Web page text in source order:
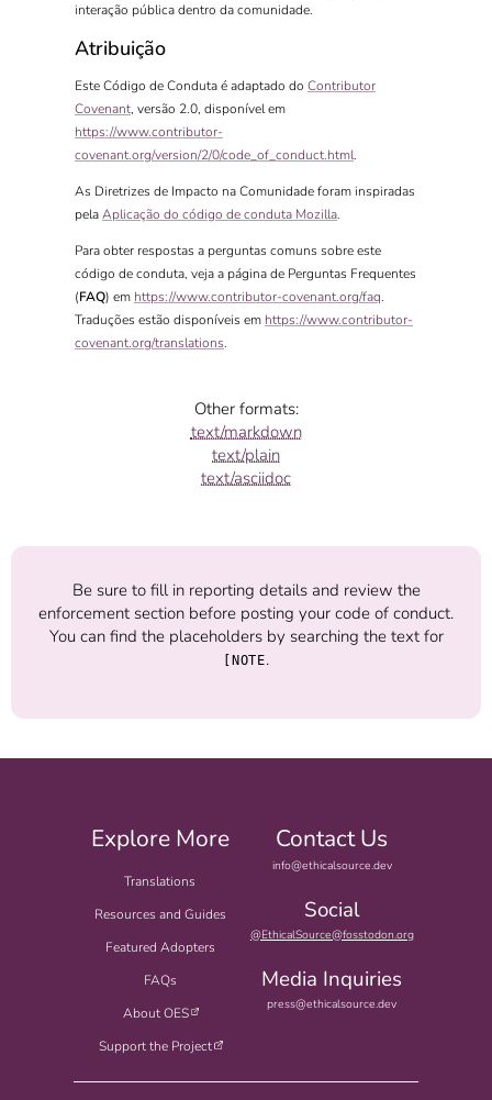
interação pública dentro da comunidade.
Atribuição
Este Código de Conduta é adaptado do Contributor
Covenant, versão 2.0, disponível em
https://www.contributor-
covenant.org/version/2/0/code_of_conduct.html.
As Diretrizes de Impacto na Comunidade foram inspiradas
pelaAplicação do código de conduta Mozilla.
Para obter respostas a perguntas comuns sobre este
código de conduta, veja a página de Perguntas Frequentes
(FAQ) em https://www.contributor-covenant.org/faq.
Traduções estão disponíveis em https://www.contributor-
covenant.org/translations.
Other formats:
text/markdown
text/plain
text/asciidoc
Be sure to fill in reporting details and review the
enforcement section before posting your code of conduct.
You can find the placeholders by searching the text for
[NOTE.
Explore More
Translations
Resources and Guides
Featured Adopters
FAQs
About OES
Support the Project
Contact Us
info@ethicalsource.dev
Social
@EthicalSource@fosstodon.org
Media Inquiries
press@ethicalsource.dev